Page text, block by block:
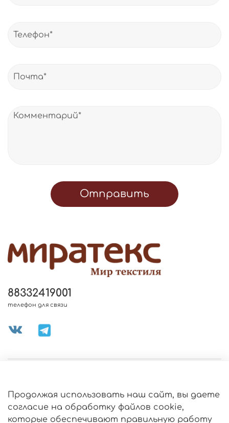
Отправить
ИНФОРМАЦИЯ
88332419001
телефон для связи
Продолжая использовать наш сайт, вы даете
согласие на обработку файлов cookie,
которые обеспечивают правильную работу
Политика
обработки